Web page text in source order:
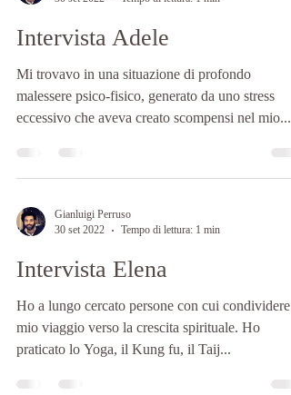
Intervista Adele
Mi trovavo in una situazione di profondo
malessere psico-fisico, generato da uno stress
eccessivo che aveva creato scompensi nel mio...
Gianluigi Perruso
30 set 2022
Tempo di lettura: 1 min
Intervista Elena
Ho a lungo cercato persone con cui condividere
mio viaggio verso la crescita spirituale. Ho
praticato lo Yoga, il Kung fu, il Taij...